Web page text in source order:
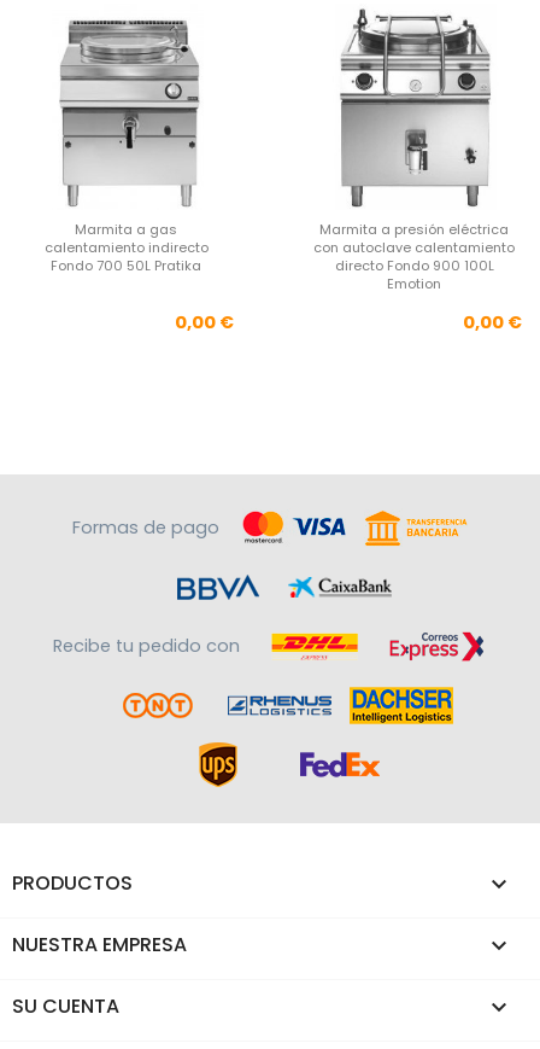
Marmita a gas
calentamiento indirecto
Fondo 700 50L Pratika
Precio
0,00 €
Marmita a presión eléctrica
con autoclave calentamiento
directo Fondo 900 100L
Emotion
0,00 €
Formas de pago
Recibe tu pedido con
PRODUCTOS 
NUESTRA EMPRESA 
SU CUENTA 